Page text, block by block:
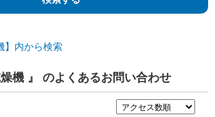
】内から検索
燥機 』 のよくあるお問い合わせ